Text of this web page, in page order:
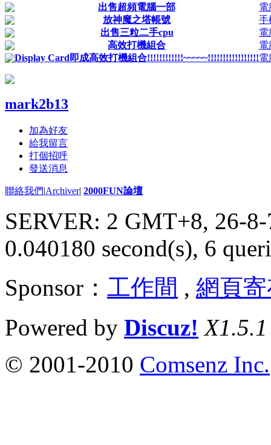
出售超頻電腦一部
電
放神魔之塔帳號
手
出售三粒二手cpu
電
高效打機組合
電
Display Card即成高效打機組合!!!!!!!!!!!!~~~~~!!!!!!!!!!!!!!!!!電
mark2b13
加為好友
給我留言
打個招呼
發送消息
聯絡我們|Archiver| 2000FUN論壇
SERVER: 2 GMT+8, 26-
0.040180 second(s), 6
Sponsor： 工作間 , 網頁
Powered by Discuz! X1.5.1
© 2001-2010 Comsenz Inc.